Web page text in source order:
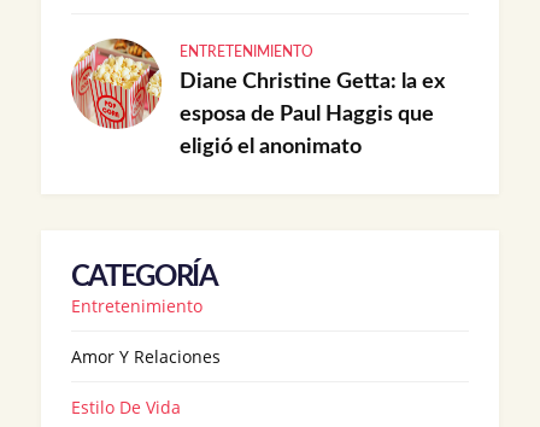
ENTRETENIMIENTO
Diane Christine Getta: la ex
esposa de Paul Haggis que
eligió el anonimato
CATEGORÍA
Entretenimiento
Amor Y Relaciones
Estilo De Vida